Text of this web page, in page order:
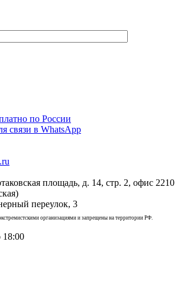
по России
связи в WhatsApp
площадь, д. 14, стр. 2, офис 2210
переулок, 3
организациями и запрещены на территории РФ.
18:00